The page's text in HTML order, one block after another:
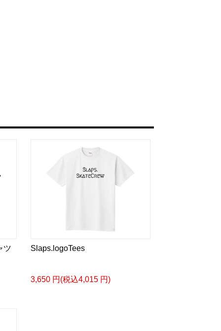
ツ Slaps.logoTees
3,650 円(税込4,015 円)